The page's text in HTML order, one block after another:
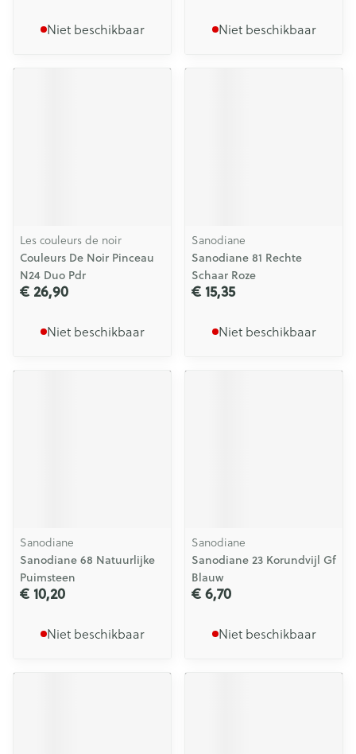
Niet beschikbaar Niet beschikbaar
Les couleurs de noir
Couleurs De Noir Pinceau
N24 Duo Pdr
€ 26,90
Niet beschikbaar
Sanodiane
Sanodiane 81 Rechte
Schaar Roze
€ 15,35
Niet beschikbaar
Sanodiane
Sanodiane 68 Natuurlijke
Puimsteen
€ 10,20
Niet beschikbaar
Sanodiane
Sanodiane 23 Korundvijl Gf
Blauw
€ 6,70
Niet beschikbaar